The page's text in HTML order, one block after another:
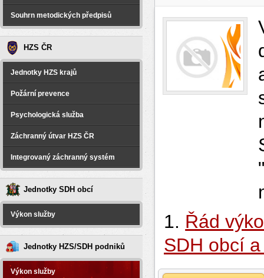
Souhrn metodických předpisů
HZS ČR
Jednotky HZS krajů
Požární prevence
Psychologická služba
Záchranný útvar HZS ČR
Integrovaný záchranný systém
Jednotky SDH obcí
Výkon služby
Jednotky HZS/SDH podniků
Výkon služby
1. Řád
SDH obcí